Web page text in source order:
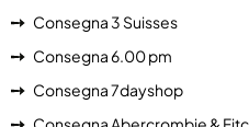
Consegna 3 Suisses
Consegna 6.00 pm
Consegna 7dayshop